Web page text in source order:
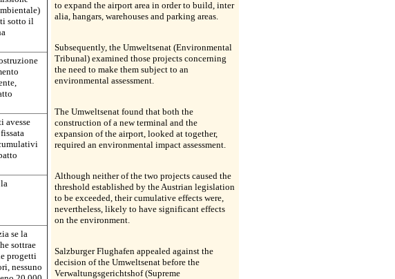
sotto il
avesse
se la
sottrae
progetti
nessuno
to expand the airport area in order to build, inter
alia, hangars, warehouses and parking areas.
Subsequently, the Umweltsenat (Environmental
Tribunal) examined those projects concerning
the need to make them subject to an
environmental assessment.
The Umweltsenat found that both the
construction of a new terminal and the
expansion of the airport, looked at together,
required an environmental impact assessment.
Although neither of the two projects caused the
threshold established by the Austrian legislation
to be exceeded, their cumulative effects were,
nevertheless, likely to have significant effects
on the environment.
Salzburger Flughafen appealed against the
decision of the Umweltsenat before the
Verwaltungsgerichtshof (Supreme